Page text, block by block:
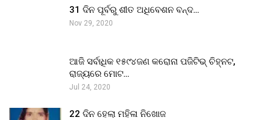
31 ଦିନ ପୂର୍ବରୁ ଶୀତ ଅଧିବେଶନ ବନ୍ଦ…
Nov 29, 2020
ଆଜି ସର୍ବାଧିକ ୧୫୯୪ଜଣ କରୋନା ପଜିଟିଭ୍ ଚିହ୍ନଟ,
ରାଜ୍ୟରେ ମୋଟ…
Jul 24, 2020
22 ଦିନ ହେଲା ମହିଳା ନିଖୋଜ